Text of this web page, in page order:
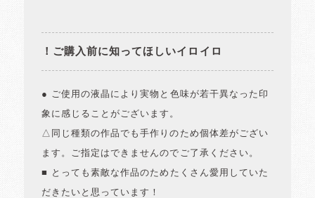
！ご購入前に知ってほしいイロイロ
● ご使用の液晶により実物と色味が若干異なった印
象に感じることがございます。
△同じ種類の作品でも手作りのため個体差がござい
ます。ご指定はできませんのでご了承ください。
■ とっても素敵な作品のためたくさん愛用していた
だきたいと思っています！